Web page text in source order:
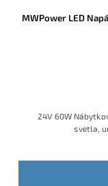
24V 60W
svetla,